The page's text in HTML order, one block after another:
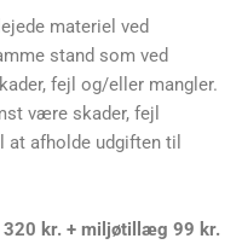
materiel ved
stand som ved
fejl og/eller mangler.
være skader, fejl
afholde udgiften til
320 kr. + miljøtillæg 99 kr.